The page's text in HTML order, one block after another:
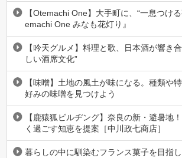
【Otemachi One】大手町に、“一息つけ
emachi One みなも花灯り』
【吟天グルメ】料理と歌、日本酒が響き
しい酒席文化”
【味噌】土地の風土が味になる。種類や
好みの味噌を見つけよう
【鹿猿狐ビルヂング】奈良の新・避暑地
く過ごす知恵を提案［中川政七商店］
暮らしの中に馴染むフランス菓子を目指